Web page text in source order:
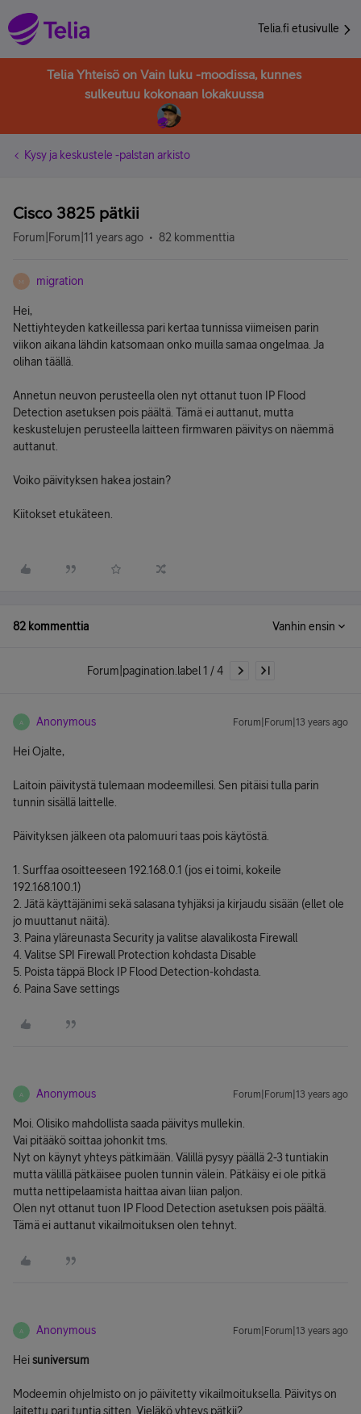
Telia.fi etusivulle
Telia Yhteisö on Vain luku -moodissa, kunnes
sulkeutuu kokonaan lokakuussa
Kysy ja keskustele -palstan arkisto
Cisco 3825 pätkii
Forum|Forum|11 years ago 82 kommenttia
M migration
Hei,
Nettiyhteyden katkeillessa pari kertaa tunnissa viimeisen parin
viikon aikana lähdin katsomaan onko muilla samaa ongelmaa. Ja
olihan täällä.
Annetun neuvon perusteella olen nyt ottanut tuon IP Flood
Detection asetuksen pois päältä. Tämä ei auttanut, mutta
keskustelujen perusteella laitteen firmwaren päivitys on näemmä
auttanut.
Voiko päivityksen hakea jostain?
Kiitokset etukäteen.
82 kommenttia Vanhin ensin
Forum|pagination.label 1 / 4
A Anonymous Forum|Forum|13 years ago
Hei Ojalte,
Laitoin päivitystä tulemaan modeemillesi. Sen pitäisi tulla parin
tunnin sisällä laittelle.
Päivityksen jälkeen ota palomuuri taas pois käytöstä.
1. Surffaa osoitteeseen 192.168.0.1 (jos ei toimi, kokeile
192.168.100.1)
2. Jätä käyttäjänimi sekä salasana tyhjäksi ja kirjaudu sisään (ellet ole
jo muuttanut näitä).
3. Paina yläreunasta Security ja valitse alavalikosta Firewall
4. Valitse SPI Firewall Protection kohdasta Disable
5. Poista täppä Block IP Flood Detection-kohdasta.
6. Paina Save settings
A Anonymous Forum|Forum|13 years ago
Moi. Olisiko mahdollista saada päivitys mullekin.
Vai pitääkö soittaa johonkit tms.
Nyt on käynyt yhteys pätkimään. Välillä pysyy päällä 2-3 tuntiakin
mutta välillä pätkäisee puolen tunnin välein. Pätkäisy ei ole pitkä
mutta nettipelaamista haittaa aivan liian paljon.
Olen nyt ottanut tuon IP Flood Detection asetuksen pois päältä.
Tämä ei auttanut vikailmoituksen olen tehnyt.
A Anonymous Forum|Forum|13 years ago
Heisuniversum
Modeemin ohjelmisto on jo päivitetty vikailmoituksella. Päivitys on
laitettu pari tuntia sitten. Vieläkö yhteys pätkii?